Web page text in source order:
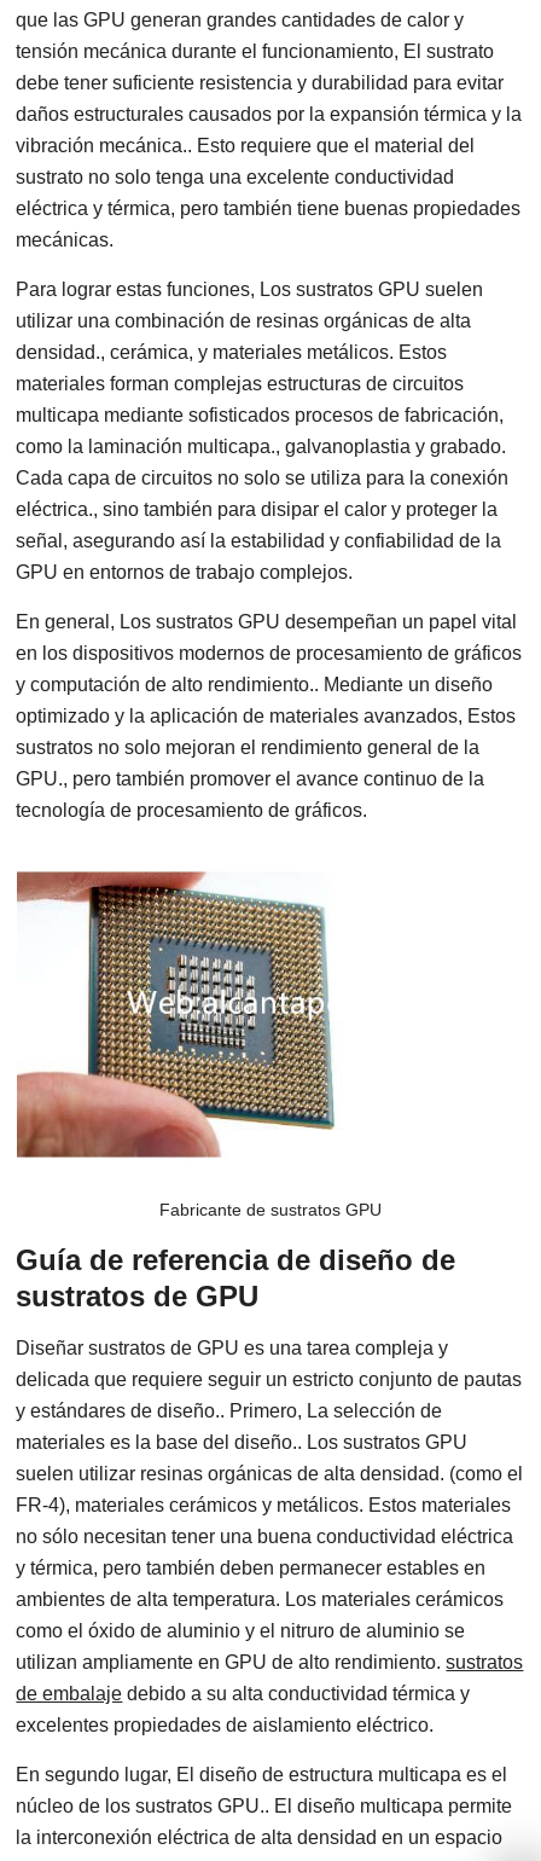
que las GPU generan grandes cantidades de calor y
tensión mecánica durante el funcionamiento, El sustrato
debe tener suficiente resistencia y durabilidad para evitar
daños estructurales causados ​​por la expansión térmica y la
vibración mecánica.. Esto requiere que el material del
sustrato no solo tenga una excelente conductividad
eléctrica y térmica, pero también tiene buenas propiedades
mecánicas.
Para lograr estas funciones, Los sustratos GPU suelen
utilizar una combinación de resinas orgánicas de alta
densidad., cerámica, y materiales metálicos. Estos
materiales forman complejas estructuras de circuitos
multicapa mediante sofisticados procesos de fabricación,
como la laminación multicapa., galvanoplastia y grabado.
Cada capa de circuitos no solo se utiliza para la conexión
eléctrica., sino también para disipar el calor y proteger la
señal, asegurando así la estabilidad y confiabilidad de la
GPU en entornos de trabajo complejos.
En general, Los sustratos GPU desempeñan un papel vital
en los dispositivos modernos de procesamiento de gráficos
y computación de alto rendimiento.. Mediante un diseño
optimizado y la aplicación de materiales avanzados, Estos
sustratos no solo mejoran el rendimiento general de la
GPU., pero también promover el avance continuo de la
tecnología de procesamiento de gráficos.
Fabricante de sustratos GPU
Guía de referencia de diseño de
sustratos de GPU
Diseñar sustratos de GPU es una tarea compleja y
delicada que requiere seguir un estricto conjunto de pautas
y estándares de diseño.. Primero, La selección de
materiales es la base del diseño.. Los sustratos GPU
suelen utilizar resinas orgánicas de alta densidad. (como el
FR-4), materiales cerámicos y metálicos. Estos materiales
no sólo necesitan tener una buena conductividad eléctrica
y térmica, pero también deben permanecer estables en
ambientes de alta temperatura. Los materiales cerámicos
como el óxido de aluminio y el nitruro de aluminio se
utilizan ampliamente en GPU de alto rendimiento.sustratos
de embalaje debido a su alta conductividad térmica y
excelentes propiedades de aislamiento eléctrico.
En segundo lugar, El diseño de estructura multicapa es el
núcleo de los sustratos GPU.. El diseño multicapa permite
la interconexión eléctrica de alta densidad en un espacio